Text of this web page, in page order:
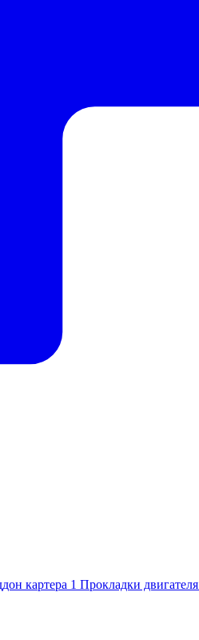
картера 1 Прокладки двигателя